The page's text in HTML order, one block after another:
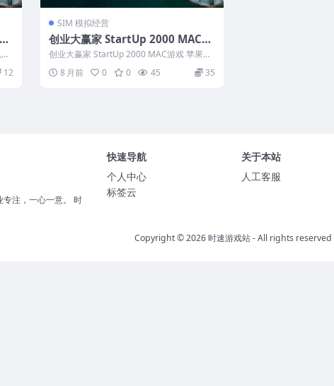
12
SIM 模拟经营
创业大赢家 StartUp 2000 MAC游
戏 苹果电脑游戏 适配苹果OS系统
macOS
创业大赢家 StartUp 2000 MAC游戏 苹果电
脑游戏 适配苹果OS系统...
8 月前 0 0 45 35
注，一心一意。 时
快速导航
个人中心
标签云
关于本站
人工客服
Copyright © 2026时速游戏站- All rights reserved